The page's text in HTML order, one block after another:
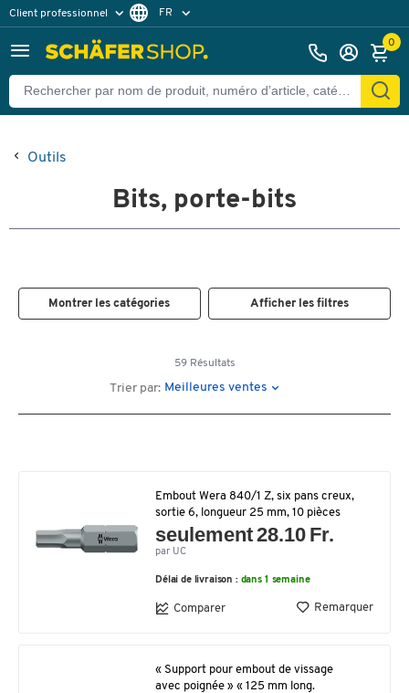
Client professionnel
Client particulier
FR
0
Outils
Bits, porte-bits
Montrer les catégories Afficher les filtres
59 Résultats
Trier par: Meilleures ventes
Embout Wera 840/1 Z, six pans creux,
sortie 6, longueur 25 mm, 10 pièces
seulement 28.10 Fr.
par UC
Délai de livraison : dans 1 semaine
Comparer Remarquer
« Support pour embout de vissage
avec poignée » « 125 mm long.